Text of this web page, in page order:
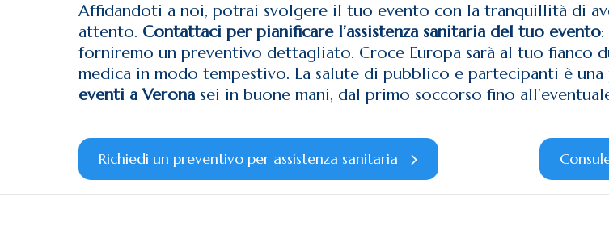
Affidandoti a noi, potrai svolgere il tuo evento con la tranquillità di
attento. Contattaci per pianificare l’assistenza sanitaria del tuo evento
forniremo un preventivo dettagliato. Croce Europa sarà al tuo fianco
medica in modo tempestivo. La salute di pubblico e partecipanti è
eventi a Veronasei in buone mani, dal primo soccorso fino
Richiedi un preventivo per assistenza sanitaria